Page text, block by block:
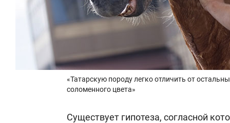
«Татарскую породу легко отличить от
соломенного цвета»
Существует гипотеза, согласной